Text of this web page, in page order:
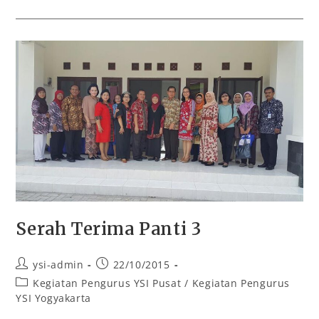
Serah Terima Panti 3
ysi-admin
22/10/2015
Kegiatan Pengurus YSI Pusat / Kegiatan Pengurus
YSI Yogyakarta